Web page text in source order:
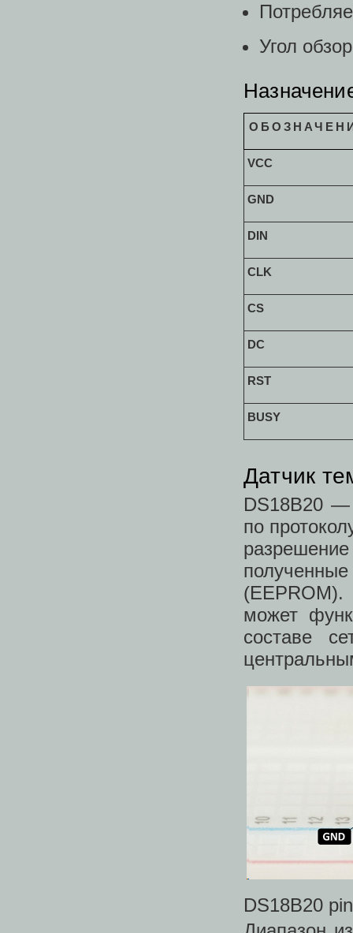
Угол
VCC
GND
DIN
CLK
CS
DC
RST
BUSY
Датчик
DS18B20 —
по
(EEPROM).
может
составе
DS18B20